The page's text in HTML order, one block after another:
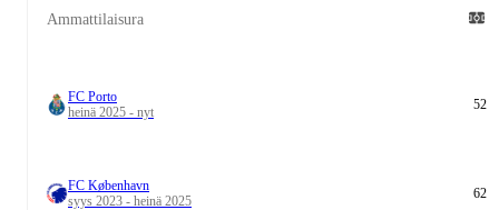
Ammattilaisura
FC Porto
heinä 2025 - nyt
52
FC København
syys 2023 - heinä 2025
62